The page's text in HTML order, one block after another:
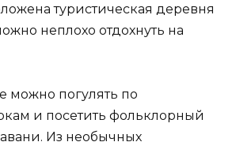
туристическая деревня
неплохо отдохнуть на
можно погулять по
и посетить фольклорный
Из необычных